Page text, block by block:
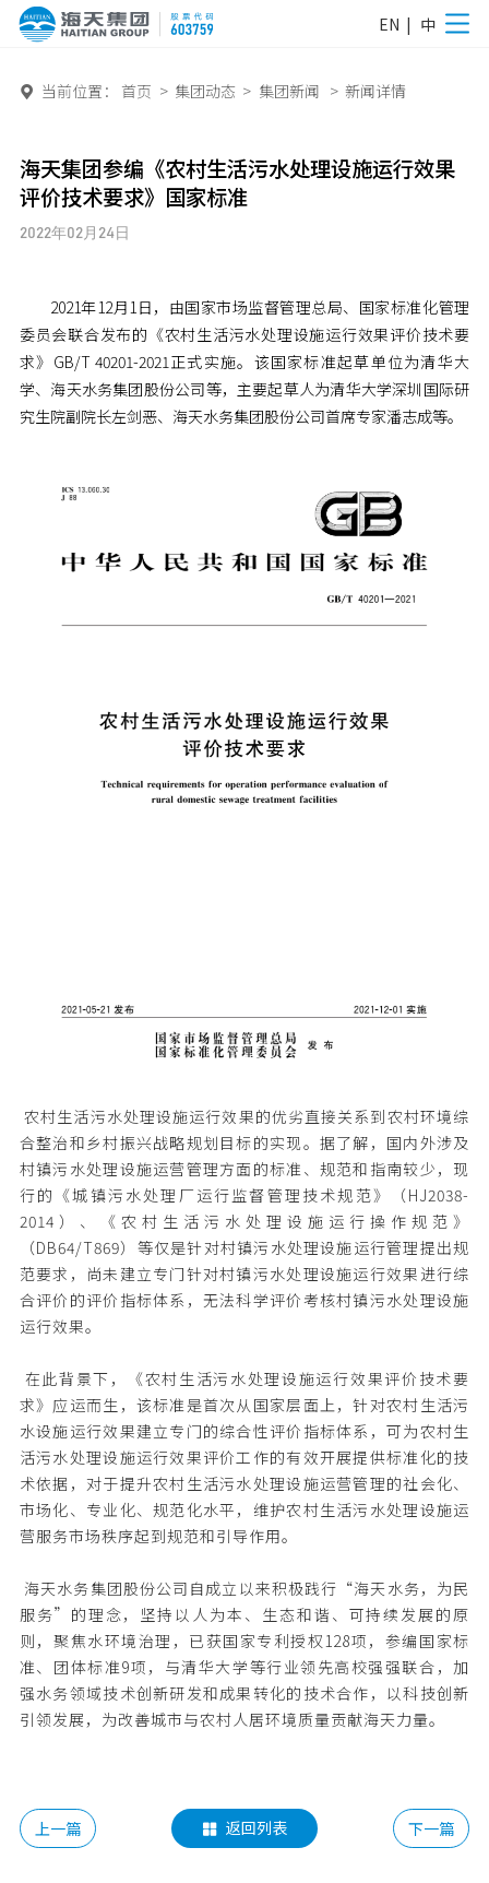
EN | 中
 当前位置： 首页 > 集团动态 > 集团新闻 > 新闻详情
海天集团参编《农村生活污水处理设施运行效果
评价技术要求》国家标准
2022年02月24日
2021年12月1日，由国家市场监督管理总局、国家标准化管理
委员会联合发布的《农村生活污水处理设施运行效果评价技术要
求》GB/T 40201-2021正式实施。该国家标准起草单位为清华大
学、海天水务集团股份公司等，主要起草人为清华大学深圳国际研
究生院副院长左剑恶、海天水务集团股份公司首席专家潘志成等。
农村生活污水处理设施运行效果的优劣直接关系到农村环境综
合整治和乡村振兴战略规划目标的实现。据了解，国内外涉及
村镇污水处理设施运营管理方面的标准、规范和指南较少，现
行的《城镇污水处理厂运行监督管理技术规范》（HJ2038-
2014）、《农村生活污水处理设施运行操作规范》
（DB64/T869）等仅是针对村镇污水处理设施运行管理提出规
范要求，尚未建立专门针对村镇污水处理设施运行效果进行综
合评价的评价指标体系，无法科学评价考核村镇污水处理设施
运行效果。
在此背景下，《农村生活污水处理设施运行效果评价技术要
求》应运而生，该标准是首次从国家层面上，针对农村生活污
水设施运行效果建立专门的综合性评价指标体系，可为农村生
活污水处理设施运行效果评价工作的有效开展提供标准化的技
术依据，对于提升农村生活污水处理设施运营管理的社会化、
市场化、专业化、规范化水平，维护农村生活污水处理设施运
营服务市场秩序起到规范和引导作用。
海天水务集团股份公司自成立以来积极践行“海天水务，为民
服务”的理念，坚持以人为本、生态和谐、可持续发展的原
则，聚焦水环境治理，已获国家专利授权128项，参编国家标
准、团体标准9项，与清华大学等行业领先高校强强联合，加
强水务领域技术创新研发和成果转化的技术合作，以科技创新
引领发展，为改善城市与农村人居环境质量贡献海天力量。
上一篇  返回列表 下一篇